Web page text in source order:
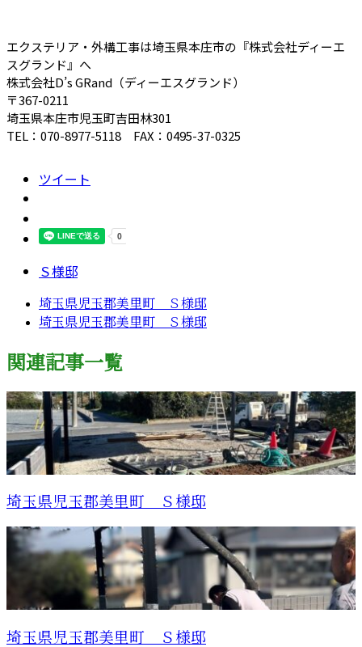
エクステリア・外構工事は埼玉県本庄市の『株式会社ディーエ
スグランド』へ
株式会社D’s GRand（ディーエスグランド）
〒367-0211
埼玉県本庄市児玉町吉田林301
TEL：070-8977-5118 FAX：0495-37-0325
ツイート
Ｓ様邸
埼玉県児玉郡美里町 Ｓ様邸
埼玉県児玉郡美里町 Ｓ様邸
関連記事一覧
埼玉県児玉郡美里町 Ｓ様邸
埼玉県児玉郡美里町 Ｓ様邸